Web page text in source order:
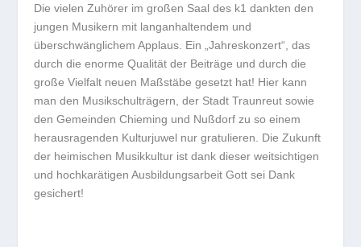
Die vielen Zuhörer im großen Saal des k1 dankten den
jungen Musikern mit langanhaltendem und
überschwänglichem Applaus. Ein „Jahreskonzert“, das
durch die enorme Qualität der Beiträge und durch die
große Vielfalt neuen Maßstäbe gesetzt hat! Hier kann
man den Musikschulträgern, der Stadt Traunreut sowie
den Gemeinden Chieming und Nußdorf zu so einem
herausragenden Kulturjuwel nur gratulieren. Die Zukunft
der heimischen Musikkultur ist dank dieser weitsichtigen
und hochkarätigen Ausbildungsarbeit Gott sei Dank
gesichert!